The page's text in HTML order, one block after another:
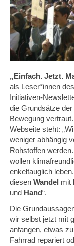
„Einfach. Jetzt.
als Leser*innen
Initiativen-
die Grundsätze
Bewegung
Webseite steht:
weniger abhängig
Rohstoffen
wollen
enkeltauglich
diesen Wandel mit
und Hand“.
Die
wir selbst jetzt mit
anfangen, etwas
Fahrrad repariert